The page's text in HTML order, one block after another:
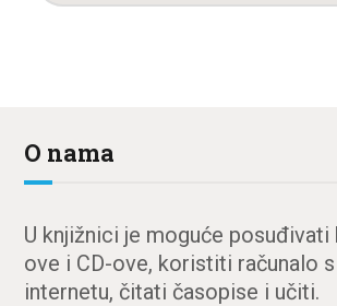
O nama
U knjižnici je moguće posuđivati
ove i CD-ove, koristiti računalo
internetu, čitati časopise i učiti.